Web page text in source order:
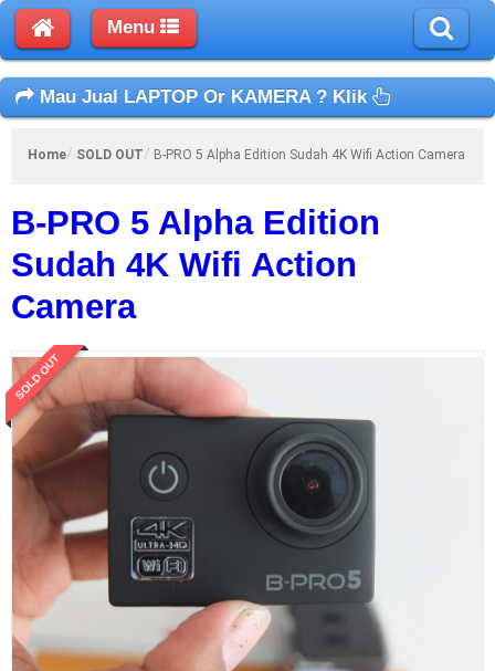
Menu
Mau Jual LAPTOP Or KAMERA ? Klik
Home SOLD OUT B-PRO 5 Alpha Edition Sudah 4K Wifi Action Camera
B-PRO 5 Alpha Edition
Sudah 4K Wifi Action
Camera
SOLD OUT